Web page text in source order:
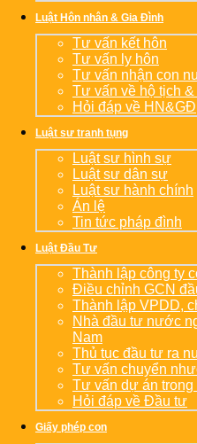
Luật Hôn nhân & Gia Đình
Tư vấn kết hôn
Tư vấn ly hôn
Tư vấn nhận con
Tư vấn về hộ tịch
Hỏi đáp về HN&GĐ
Luật sư tranh tụng
Luật sư hình sự
Luật sư dân sự
Luật sư hành chính
Án lệ
Tin tức pháp đình
Luật Đầu Tư
Thành lập công ty
Điều chỉnh GCN
Thành lập VPDD,
Nhà đầu tư nước
Nam
Thủ tục đầu tư ra
Tư vấn chuyển
Tư vấn dự án
Hỏi đáp về Đầu tư
Giấy phép con